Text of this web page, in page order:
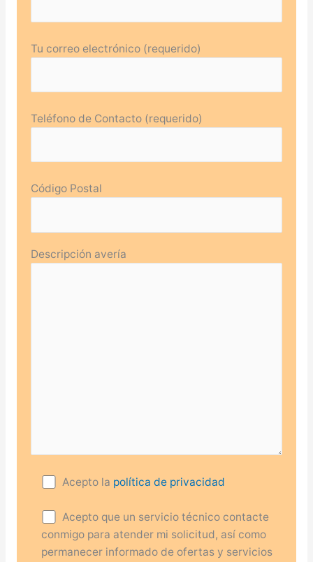
Tu correo electrónico (requerido)
Teléfono de Contacto (requerido)
Código Postal
Descripción avería
Acepto la política de privacidad
Acepto que un servicio técnico contacte
conmigo para atender mi solicitud, así como
permanecer informado de ofertas y servicios